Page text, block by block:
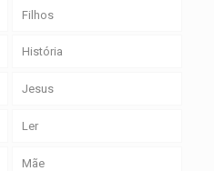
Filhos
História
Jesus
Ler
Mãe